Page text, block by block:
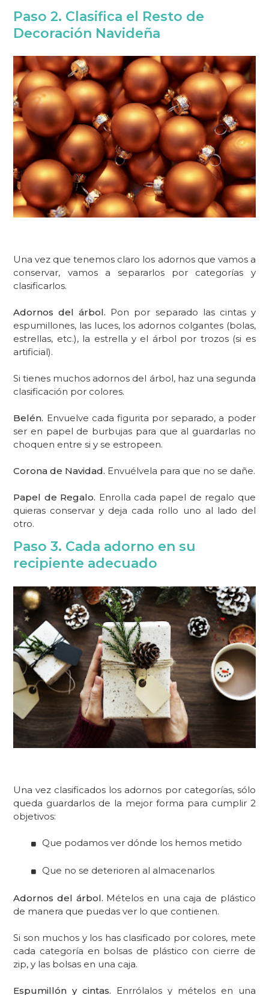
Paso 2. Clasifica el Resto de
Decoración Navideña
Una vez que tenemos claro los adornos que vamos a
conservar, vamos a separarlos por categorías y
clasificarlos.
Adornos del árbol. Pon por separado las cintas y
espumillones, las luces, los adornos colgantes (bolas,
estrellas, etc.), la estrella y el árbol por trozos (si es
artificial).
Si tienes muchos adornos del árbol, haz una segunda
clasificación por colores.
Belén. Envuelve cada figurita por separado, a poder
ser en papel de burbujas para que al guardarlas no
choquen entre si y se estropeen.
Corona de Navidad. Envuélvela para que no se dañe.
Papel de Regalo. Enrolla cada papel de regalo que
quieras conservar y deja cada rollo uno al lado del
otro.
Paso 3. Cada adorno en su
recipiente adecuado
Una vez clasificados los adornos por categorías, sólo
queda guardarlos de la mejor forma para cumplir 2
objetivos:
Que podamos ver dónde los hemos metido
Que no se deterioren al almacenarlos
Adornos del árbol. Mételos en una caja de plástico
de manera que puedas ver lo que contienen.
Si son muchos y los has clasificado por colores, mete
cada categoría en bolsas de plástico con cierre de
zip, y las bolsas en una caja.
Espumillón y cintas. Enrrólalos y mételos en una